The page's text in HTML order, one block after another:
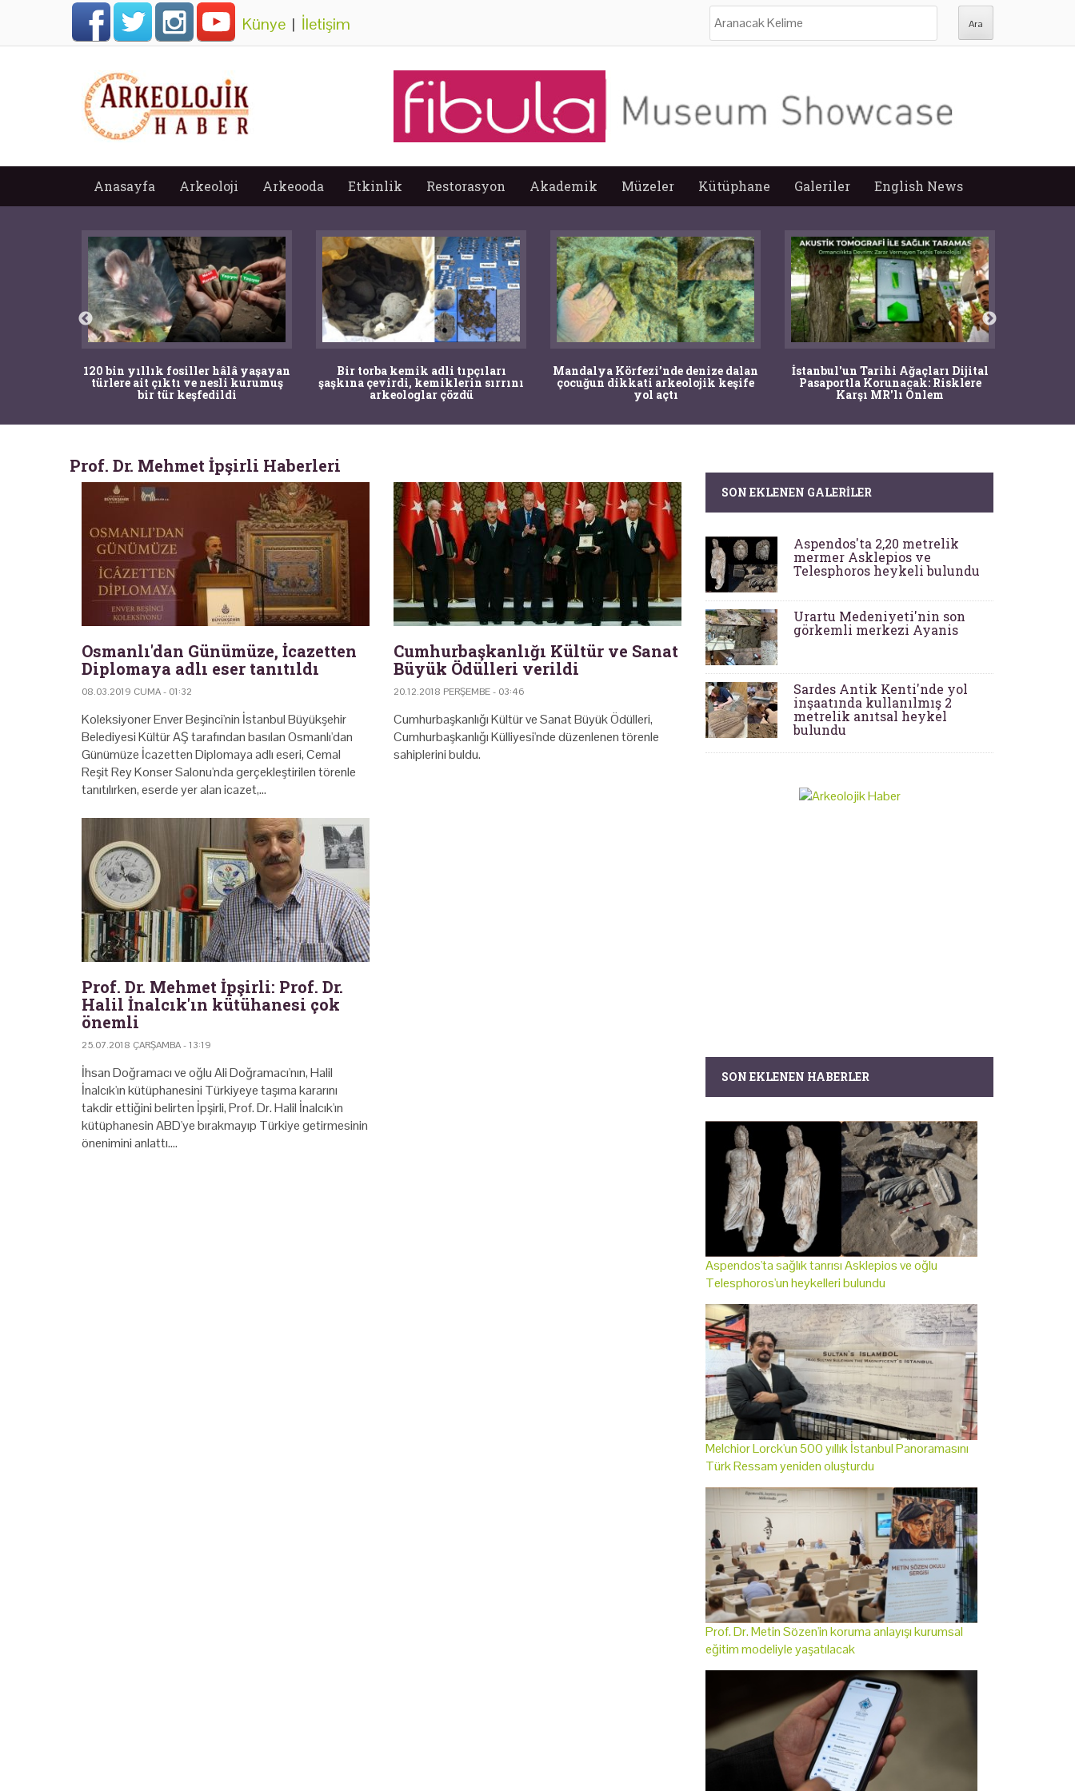
Künye | İletişim
Anasayfa Arkeoloji Arkeooda Etkinlik Restorasyon Akademik Müzeler Kütüphane Galeriler English News
120 bin yıllık fosiller hâlâ yaşayan
türlere ait çıktı ve nesli kurumuş
bir tür keşfedildi
Bir torba kemik adli tıpçıları
şaşkına çevirdi, kemiklerin sırrını
arkeologlar çözdü
Mandalya Körfezi’nde denize dalan
çocuğun dikkati arkeolojik keşife
yol açtı
İstanbul'un Tarihi Ağaçları Dijital
Pasaportla Korunacak: Risklere
Karşı MR'lı Önlem
Prof. Dr. Mehmet İpşirli Haberleri
Osmanlı'dan Günümüze, İcazetten
Diplomaya adlı eser tanıtıldı
08.03.2019 CUMA - 01:32
Koleksiyoner Enver Beşinci'nin İstanbul Büyükşehir
Belediyesi Kültür AŞ tarafından basılan Osmanlı'dan
Günümüze İcazetten Diplomaya adlı eseri, Cemal
Reşit Rey Konser Salonu'nda gerçekleştirilen törenle
tanıtılırken, eserde yer alan icazet,…
Cumhurbaşkanlığı Kültür ve Sanat
Büyük Ödülleri verildi
20.12.2018 PERŞEMBE - 03:46
Cumhurbaşkanlığı Kültür ve Sanat Büyük Ödülleri,
Cumhurbaşkanlığı Külliyesi'nde düzenlenen törenle
sahiplerini buldu.
Prof. Dr. Mehmet İpşirli: Prof. Dr.
Halil İnalcık'ın kütühanesi çok
önemli
25.07.2018 ÇARŞAMBA - 13:19
İhsan Doğramacı ve oğlu Ali Doğramacı'nın, Halil
İnalcık'ın kütüphanesini Türkiyeye taşıma kararını
takdir ettiğini belirten İpşirli, Prof. Dr. Halil İnalcık'ın
kütüphanesin ABD'ye bırakmayıp Türkiye getirmesinin
önenimini anlattı.…
SON EKLENEN GALERILER
Aspendos'ta 2,20 metrelik
mermer Asklepios ve
Telesphoros heykeli bulundu
Urartu Medeniyeti'nin son
görkemli merkezi Ayanis
Sardes Antik Kenti'nde yol
inşaatında kullanılmış 2
metrelik anıtsal heykel
bulundu
SON EKLENEN HABERLER
Aspendos'ta sağlık tanrısı Asklepios ve oğlu
Telesphoros'un heykelleri bulundu
Melchior Lorck'un 500 yıllık İstanbul Panoramasını
Türk Ressam yeniden oluşturdu
Prof. Dr. Metin Sözen'in koruma anlayışı kurumsal
eğitim modeliyle yaşatılacak